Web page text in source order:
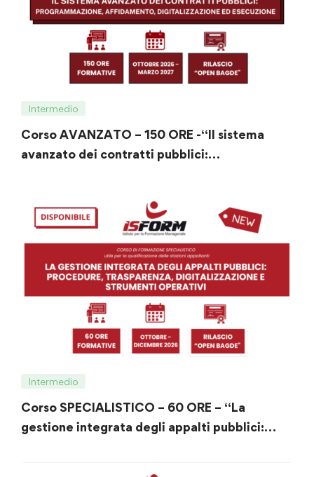
Intermedio
Corso AVANZATO – 150 ORE -“Il sistema
avanzato dei contratti pubblici:
Intermedio
Corso SPECIALISTICO – 60 ORE – “La
gestione integrata degli appalti pubblici: